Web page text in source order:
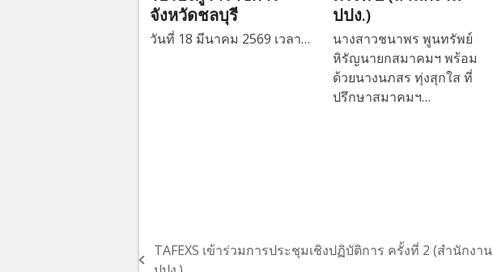
จังหวัดชลบุรี
วันที่ 18 มีนาคม 2569 เวลา…
ปปง.)
นางสาวชนาพร พูนทรัพย์
หิรัญนายกสมาคมฯ พร้อม
ด้วยนางนภสร ทุ่งสุกใส ที่
ปรึกษาสมาคมฯ…
TAFEXS เข้าร่วมการประชุมเชิงปฏิบัติการ ครั้งที่ 2 (สำนักงาน